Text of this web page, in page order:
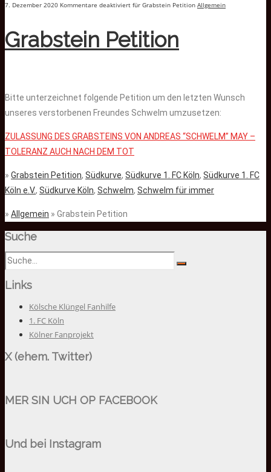
7. Dezember 2020 Kommentare deaktiviert für Grabstein Petition Allgemein
Grabstein Petition
Bitte unterzeichnet folgende Petition um den letzten Wunsch
unseres verstorbenen Freundes Schwelm umzusetzen:
ZULASSUNG DES GRABSTEINS VON ANDREAS “SCHWELM” MAY –
TOLERANZ AUCH NACH DEM TOT
» Grabstein Petition, Südkurve, Südkurve 1. FC Köln, Südkurve 1. FC
Köln e.V., Südkurve Köln, Schwelm, Schwelm für immer
» Allgemein » Grabstein Petition
Suche
Links
Kölsche Klüngel Fanhilfe
1. FC Köln
Kölner Fanprojekt
X (ehem. Twitter)
MER SIN UCH OP FACEBOOK
Und bei Instagram